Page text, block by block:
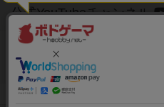
公式YouTubeチャンネル